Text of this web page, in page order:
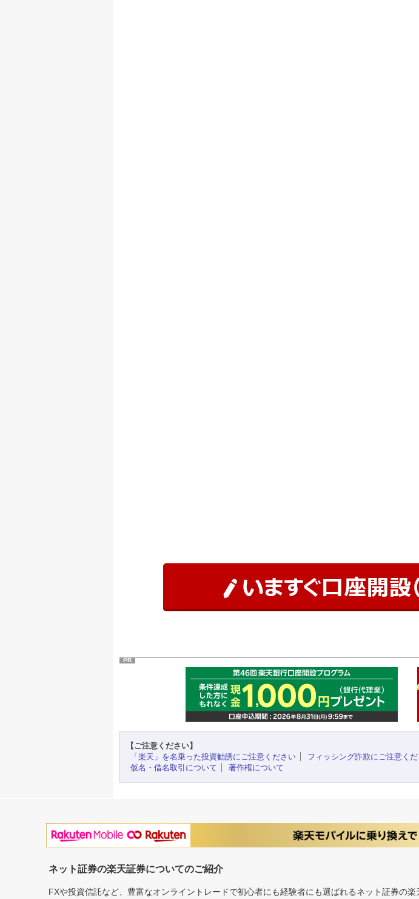
PR
【ご注意ください】
「楽天」を名乗った投資勧誘にご注意ください
フィッシング詐欺にご注意く
仮名・借名取引について
著作権について
ネット証券の楽天証券についてのご紹介
FXや投資信託など、豊富なオンライントレードで初心者にも経験者にも選ばれるネット証券の